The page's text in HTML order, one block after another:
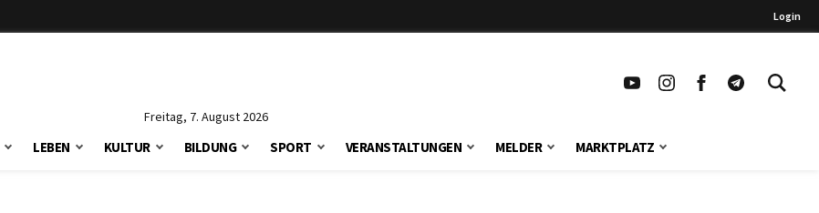
Login
Freitag, 7. August 2026
LEBEN KULTUR BILDUNG SPORT VERANSTALTUNGEN MELDER MARKTPLATZ